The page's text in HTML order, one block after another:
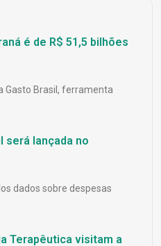
é de R$ 51,5 bilhões
Gasto Brasil, ferramenta
será lançada no
dados sobre despesas
Terapêutica visitam a